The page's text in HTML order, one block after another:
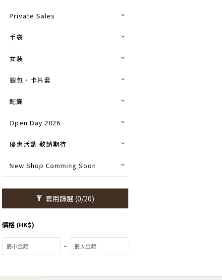
Private Sales
手袋
女裝
銀包、卡片套
配飾
Open Day 2026
優惠活動 敬請期待
New Shop Comming Soon
套用篩選 (0/20)
價格 (HK$)
~